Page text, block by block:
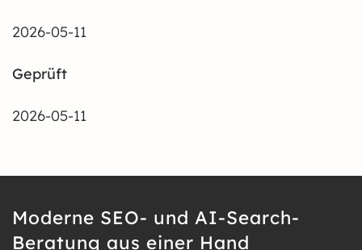
2026-05-11
Geprüft
2026-05-11
Moderne SEO- und AI-Search-
Beratung aus einer Hand